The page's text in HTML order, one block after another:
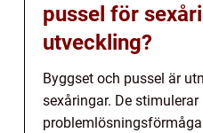
pussel för
utveckling?
Byggset och pussel är
sexåringar. De